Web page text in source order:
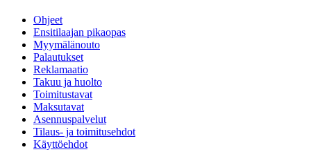
Ohjeet
Ensitilaajan pikaopas
Myymälänouto
Palautukset
Reklamaatio
Takuu ja huolto
Toimitustavat
Maksutavat
Asennuspalvelut
Tilaus- ja toimitusehdot
Käyttöehdot